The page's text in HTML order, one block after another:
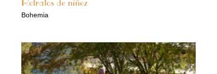
Retratos de niñez
Bohemia